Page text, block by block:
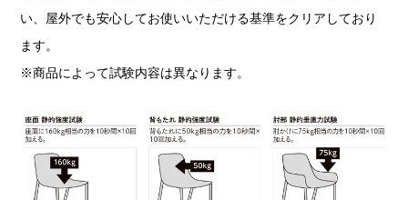
い、屋外でも安心してお使いいただける基準をクリアしており
ます。
※商品によって試験内容は異なります。